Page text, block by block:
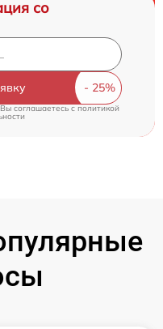
со
соглашаетесь cполитикой